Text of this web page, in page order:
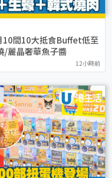
10間10大抵食Buffet低至
/麗晶奢華魚子醬
12小時前